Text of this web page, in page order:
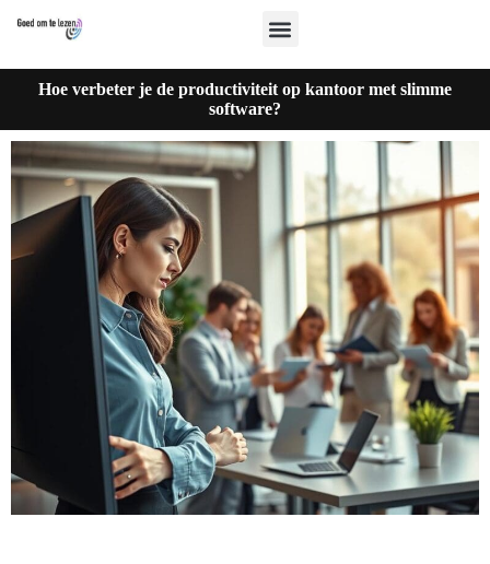
Hoe verbeter je de productiviteit op kantoor met slimme
software?